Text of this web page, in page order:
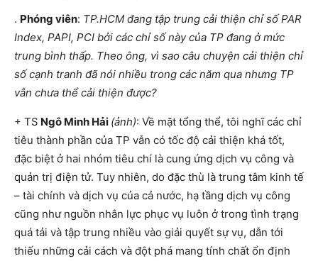
. Phóng viên: TP.HCM đang tập trung cải thiện chỉ số PAR
Index, PAPI, PCI bởi các chỉ số này của TP đang ở mức
trung bình thấp. Theo ông, vì sao câu chuyện cải thiện chỉ
số cạnh tranh đã nói nhiều trong các năm qua nhưng TP
vẫn chưa thể cải thiện được?
+ TS Ngô Minh Hải (ảnh): Về mặt tổng thể, tôi nghĩ các chỉ
tiêu thành phần của TP vẫn có tốc độ cải thiện khá tốt,
đặc biệt ở hai nhóm tiêu chí là cung ứng dịch vụ công và
quản trị điện tử. Tuy nhiên, do đặc thù là trung tâm kinh tế
– tài chính và dịch vụ của cả nước, hạ tầng dịch vụ công
cũng như nguồn nhân lực phục vụ luôn ở trong tình trạng
quá tải và tập trung nhiều vào giải quyết sự vụ, dẫn tới
thiếu những cải cách và đột phá mang tính chất ổn định